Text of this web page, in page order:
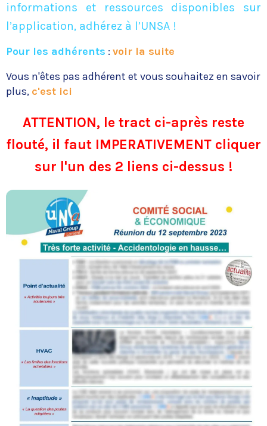
informations et ressources disponibles sur
l’application, adhérez à l’UNSA !
Pour les adhérents : voir la suite
Vous n'êtes pas adhérent et vous souhaitez en savoir
plus, c'est ici
ATTENTION, le tract ci-après reste
flouté, il faut IMPERATIVEMENT cliquer
sur l'un des 2 liens ci-dessus !